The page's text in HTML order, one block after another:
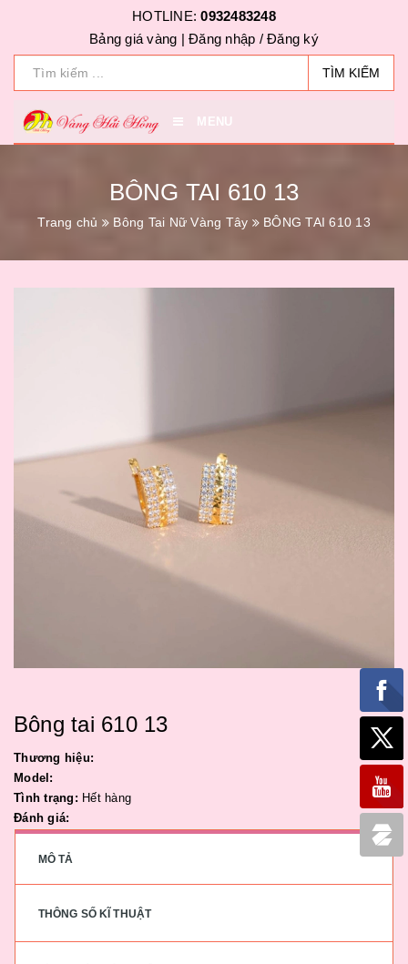
HOTLINE:0932483248
Bảng giá vàng | Đăng nhập / Đăng ký
TÌM KIẾM
MENU
BÔNG TAI 610 13
Trang chủ Bông Tai Nữ Vàng Tây BÔNG TAI 610 13
Bông tai 610 13
Thương hiệu:
Model:
Tình trạng: Hết hàng
Đánh giá:
MÔ TẢ
THÔNG SỐ KĨ THUẬT